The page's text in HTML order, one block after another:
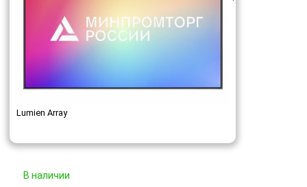
Lumien Array
В наличии